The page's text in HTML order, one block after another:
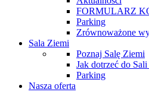
FORMULARZ
Parking
Zrównoważone
Sala Ziemi
Poznaj Salę Ziemi
Jak dotrzeć do
Parking
Nasza oferta